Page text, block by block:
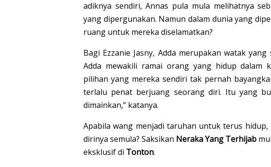
adiknya sendiri, Annas pula mula melihatnya
yang dipergunakan. Namun dalam dunia yang
ruang untuk mereka diselamatkan?
Bagi Ezzanie Jasny, Adda merupakan watak
Adda mewakili ramai orang yang hidup dalam
pilihan yang mereka sendiri tak pernah
terlalu penat berjuang seorang diri. Itu yang
dimainkan,” katanya.
Apabila wang menjadi taruhan untuk terus
dirinya semula? Saksikan Neraka Yang Terhijab
eksklusif di Tonton.